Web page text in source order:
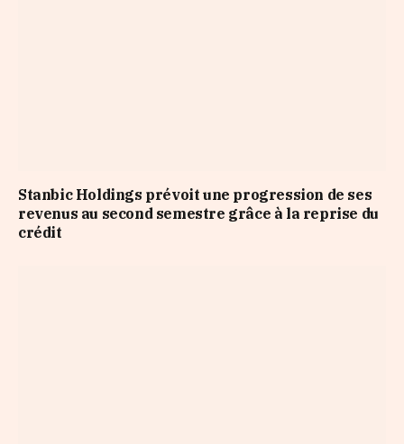
Stanbic Holdings prévoit une progression de ses
revenus au second semestre grâce à la reprise du
crédit